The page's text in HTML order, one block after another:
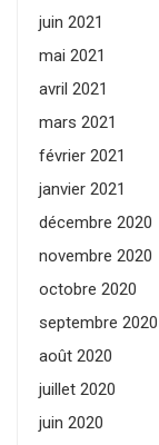
juin 2021
mai 2021
avril 2021
mars 2021
février 2021
janvier 2021
décembre 2020
novembre 2020
octobre 2020
septembre 2020
août 2020
juillet 2020
juin 2020